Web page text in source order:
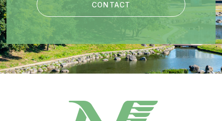
CONTACT